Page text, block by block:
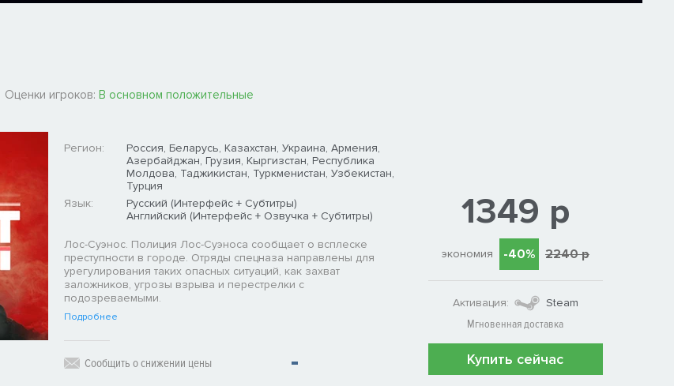
Оценки игроков: В основном положительные
Регион:
Россия, Беларусь, Казахстан, Украина, Армения,
Азербайджан, Грузия, Кыргизстан, Республика
Молдова, Таджикистан, Туркменистан, Узбекистан,
Турция
Язык:
Русский (Интерфейс + Субтитры)
Английский (Интерфейс + Озвучка + Субтитры)
Лос-Суэнос. Полиция Лос-Суэноса сообщает о всплеске
преступности в городе. Отряды спецназа направлены для
урегулирования таких опасных ситуаций, как захват
заложников, угрозы взрыва и перестрелки с
подозреваемыми.
Подробнее
Сообщить о снижении цены
1349 р
экономия -40% 2240 р
Активация:
Steam
Мгновенная доставка
Купить сейчас